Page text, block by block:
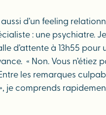
d’un feeling
: une psychiatre.
d’attente à 13h55
« Non. Vous n’étiez
les remarques
je comprends